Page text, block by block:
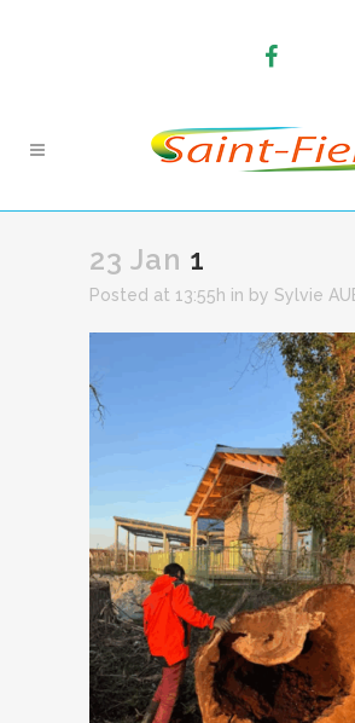
23 Jan 1
Posted at 13:55h in by Sylvie